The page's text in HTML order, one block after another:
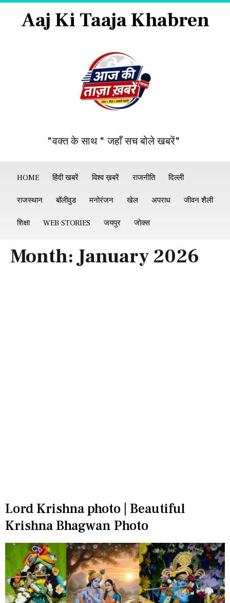
Aaj Ki Taaja Khabren
"वक्त के साथ " जहाँ सच बोले खबरें"
HOME हिंदी खबरें विश्व ख़बरें राजनीति दिल्ली
राजस्थान बॉलीवुड मनोरंजन खेल अपराध जीवन शैली
शिक्षा WEB STORIES जयपुर जोक्स
Month:January 2026
Lord Krishna photo | Beautiful
Krishna Bhagwan Photo